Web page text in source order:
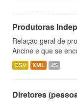
Produtoras
Relação geral de
Ancine e que se
CSV XML JS
Diretores